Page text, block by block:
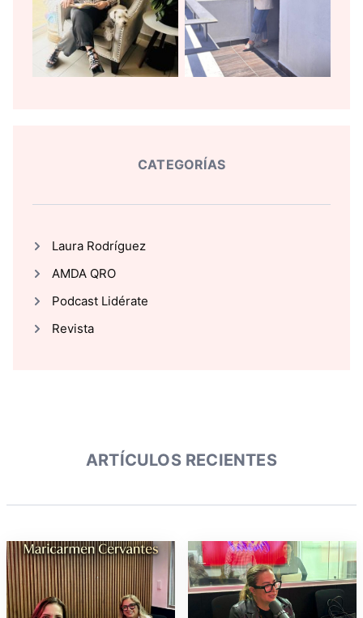
CATEGORÍAS
Laura Rodríguez
AMDA QRO
Podcast Lidérate
Revista
ARTÍCULOS RECIENTES